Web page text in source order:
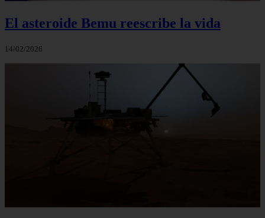
El asteroide Bemu reescribe la vida
14/02/2026